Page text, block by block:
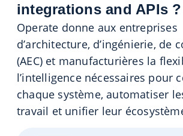
integrations and APIs ?
Operate donne aux entreprises
d’architecture, d’ingénierie, de
(AEC) et manufacturières la
l’intelligence nécessaires pour
chaque système, automatiser
travail et unifier leur